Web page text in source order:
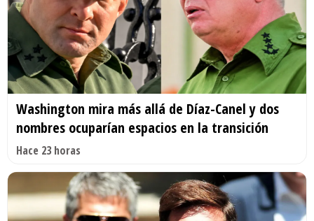
Washington mira más allá de Díaz-Canel y dos
nombres ocuparían espacios en la transición
Hace 23 horas